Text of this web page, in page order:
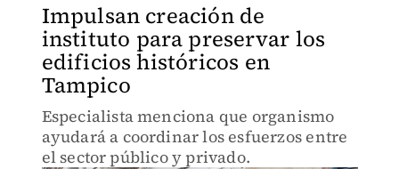
Impulsan creación de
instituto para preservar los
edificios históricos en
Tampico
Especialista menciona que organismo
ayudará a coordinar los esfuerzos entre
el sector público y privado.